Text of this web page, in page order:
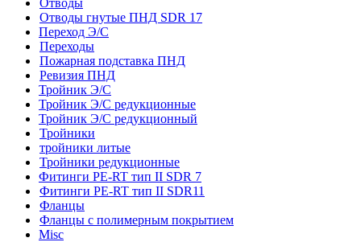
Отводы
Отводы гнутые ПНД SDR 17
Переход Э/С
Переходы
Пожарная подставка ПНД
Ревизия ПНД
Тройник Э/С
Тройник Э/С редукционные
Тройник Э/С редукционный
Тройники
тройники литые
Тройники редукционные
Фитинги PE-RT тип II SDR 7
Фитинги PE-RT тип II SDR11
Фланцы
Фланцы с полимерным покрытием
Misc